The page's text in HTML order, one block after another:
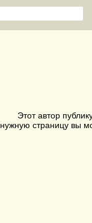
Этот автор
нужную страницу вы